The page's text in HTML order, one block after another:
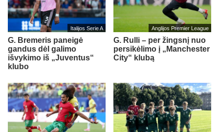
Italijos Serie A
G. Bremeris paneigė
gandus dėl galimo
išvykimo iš „Juventus“
klubo
Anglijos Premier League
G. Rulli – per žingsnį nuo
persikėlimo į „Manchester
City“ klubą